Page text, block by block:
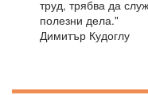
труд, трябва да
полезни дела."
Димитър Кудоглу